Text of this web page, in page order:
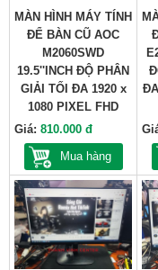
MÀN HÌNH MÁY TÍNH
ĐỂ BÀN CŨ AOC
M2060SWD
19.5''INCH ĐỘ PHÂN
GIẢI TỐI ĐA 1920 x
1080 PIXEL FHD
Giá: 810.000 đ
Mua hàng